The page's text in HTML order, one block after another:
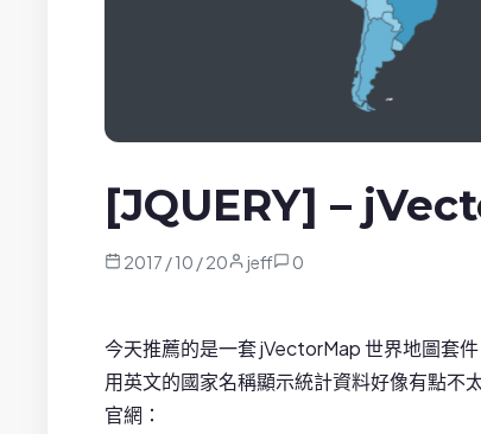
[JQUERY] –
2017 / 10 / 20 jeff 0
今天推薦的是一套 jVectorMap 世界地圖套
用英文的國家名稱顯示統計資料好像有點不
官網：